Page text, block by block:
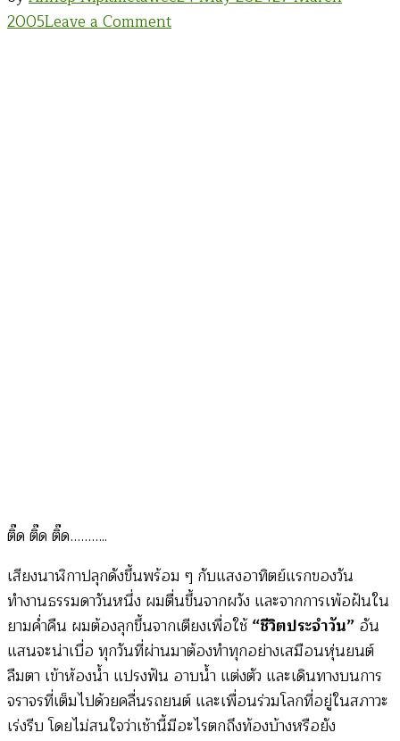
2005Leave a Commenton
ติ๊ด ติ๊ด ติ๊ด………..
เสียงนาฬิกาปลุกดังขึ้นพร้อม ๆ กับแสงอาทิตย์แรกของวัน
ทำงานธรรมดาวันหนึ่ง ผมตื่นขึ้นจากผวัง และจากการเพ้อฝันใน
ยามค่ำคืน ผมต้องลุกขึ้นจากเตียงเพื่อใช้“ชีวิตประจำวัน” อัน
แสนจะน่าเบื่อ ทุกวันที่ผ่านมาต้องทำทุกอย่างเสมือนหุ่นยนต์
ลืมตา เข้าห้องน้ำ แปรงฟัน อาบน้ำ แต่งตัว และเดินทางบนการ
จราจรที่เต็มไปด้วยคลื่นรถยนต์ และเพื่อนร่วมโลกที่อยู่ในสภาวะ
เร่งรีบ โดยไม่สนใจว่าเช้านี้มีอะไรตกถึงท้องบ้างหรือยัง